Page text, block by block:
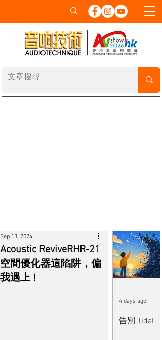
Acoustic ReviveRHR-21
空間優化器這陷阱，偏
我遇上 !
Sep 13, 2024
告別 Tidal
4 days ago